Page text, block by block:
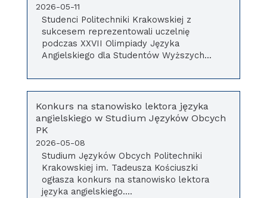
2026-05-11
Studenci Politechniki Krakowskiej z
sukcesem reprezentowali uczelnię
podczas XXVII Olimpiady Języka
Angielskiego dla Studentów Wyższych...
Konkurs na stanowisko lektora języka
angielskiego w Studium Języków Obcych
PK
2026-05-08
Studium Języków Obcych Politechniki
Krakowskiej im. Tadeusza Kościuszki
ogłasza konkurs na stanowisko lektora
języka angielskiego....